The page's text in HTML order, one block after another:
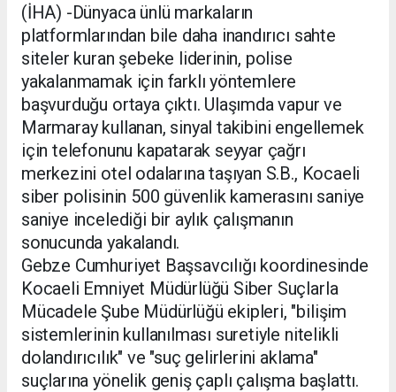
(İHA) -Dünyaca ünlü markaların
platformlarından bile daha inandırıcı sahte
siteler kuran şebeke liderinin, polise
yakalanmamak için farklı yöntemlere
başvurduğu ortaya çıktı. Ulaşımda vapur ve
Marmaray kullanan, sinyal takibini engellemek
için telefonunu kapatarak seyyar çağrı
merkezini otel odalarına taşıyan S.B., Kocaeli
siber polisinin 500 güvenlik kamerasını saniye
saniye incelediği bir aylık çalışmanın
sonucunda yakalandı.
Gebze Cumhuriyet Başsavcılığı koordinesinde
Kocaeli Emniyet Müdürlüğü Siber Suçlarla
Mücadele Şube Müdürlüğü ekipleri, "bilişim
sistemlerinin kullanılması suretiyle nitelikli
dolandırıcılık" ve "suç gelirlerini aklama"
suçlarına yönelik geniş çaplı çalışma başlattı.